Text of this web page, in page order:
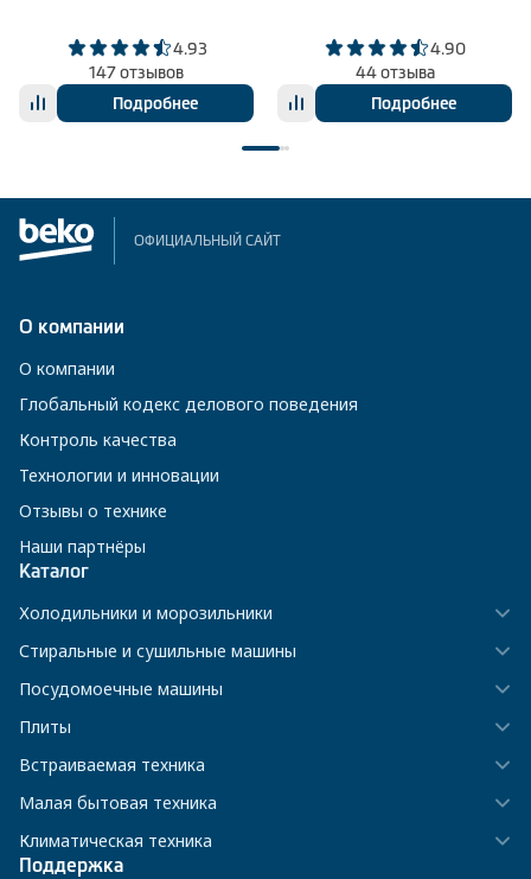
4.93
147 отзывов
Подробнее
4.90
44 отзыва
Подробнее
ОФИЦИАЛЬНЫЙ САЙТ
О компании
О компании
Глобальный кодекс делового поведения
Контроль качества
Технологии и инновации
Отзывы о технике
Наши партнёры
Каталог
Холодильники и морозильники
Стиральные и сушильные машины
Посудомоечные машины
Плиты
Встраиваемая техника
Малая бытовая техника
Климатическая техника
Поддержка